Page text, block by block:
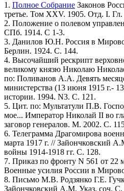
1. Полное Собрание Законов
третье. Том XXV. 1905. Отд. I. Гл.
2. Положение о полевом
СПб. 1914. С 1-3.
3. Данилов Ю.Н. Россия в
Берлин. 1924. С. 144.
4. Высочайший рескрипт
великому князю Николаю
по: Поливанов А.А. Девять
министерства (13 июня 1915 г.-
истории. 1994. N3. С. 121.
5. Цит. по: Мультатули П.В.
мое... Император Николай II во
заговор генералов. М. 2002. С.
6. Телеграмма Драгомирова
марта 1917 г. // Зайончковский
войны 1914-1918 гг. С. 128.
7. Приказ по фронту N 561 от 22
Военные усилия России в
8. Письмо М.В. Родзянко Г.Е.
Зайончковский А.М. Указ. соч. С.